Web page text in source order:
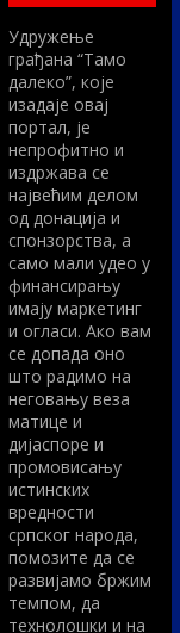
Удружење
грађана “Тамо
далеко”, које
изадаје овај
портал, је
непрофитно и
издржава се
највећим делом
од донација и
спонзорства, а
само мали удео у
финансирању
имају маркетинг
и огласи. Ако вам
се допада оно
што радимо на
неговању веза
матице и
дијаспоре и
промовисању
истинских
вредности
српског народа,
помозите да се
развијамо бржим
темпом, да
технолошки и на